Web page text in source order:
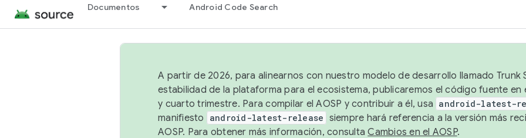
Documentos Android Code Search
A partir de 2026, para alinearnos con nuestro modelo de desarrollo llamado Trunk
estabilidad de la plataforma para el ecosistema, publicaremos el código fuente en
y cuarto trimestre. Para compilar el AOSP y contribuir a él, usa android-latest-
manifiesto android-latest-release siempre hará referencia a la versión más
AOSP. Para obtener más información, consultaCambios en el AOSP.